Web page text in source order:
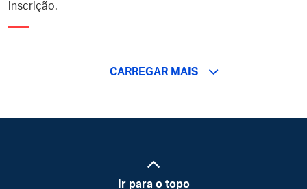
inscrição.
CARREGAR MAIS
Ir para o topo